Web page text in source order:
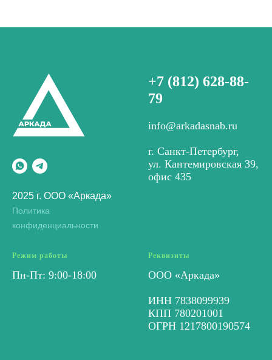
2025 г. ООО «Аркада»
Политика
конфиденциальности
+7 (812) 628-88-
79
info@arkadasnab.ru
г. Санкт-Петербург,
ул. Кантемировская 39,
офис 435
Режим работы
Пн-Пт: 9:00-18:00
Реквизиты
ООО «Аркада»
ИНН 7838099939
КПП 780201001
ОГРН 1217800190574